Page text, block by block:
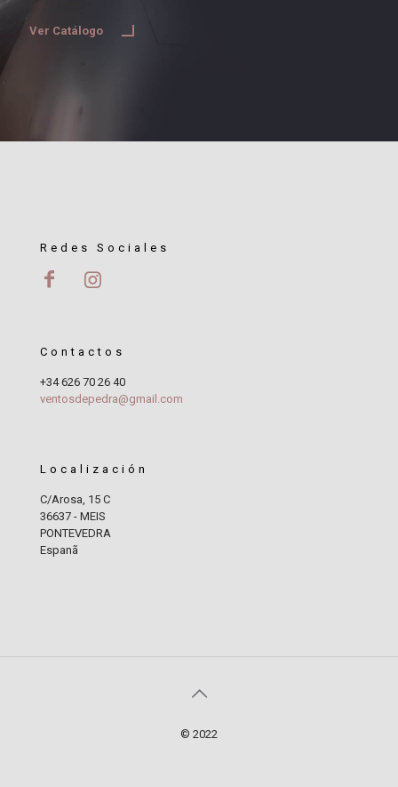
Ver Catálogo
Redes Sociales
Contactos
+34 626 70 26 40
ventosdepedra@gmail.com
Localización
C/Arosa, 15 C
36637 - MEIS
PONTEVEDRA
Espanã
© 2022